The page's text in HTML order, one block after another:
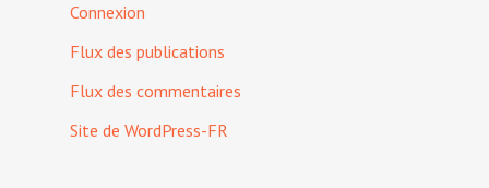
Connexion
Flux des publications
Flux des commentaires
Site de WordPress-FR